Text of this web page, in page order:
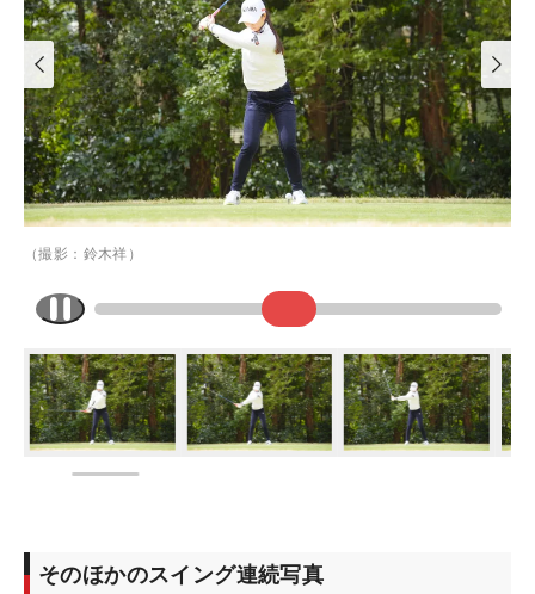
（撮影：鈴木祥）
そのほかのスイング連続写真